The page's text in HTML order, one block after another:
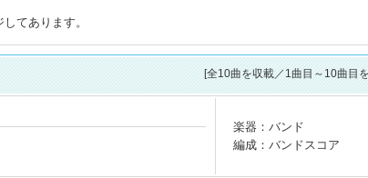
てあります。
[全10曲を収載／1曲目～10曲目
楽器：バンド
編成：バンドスコア